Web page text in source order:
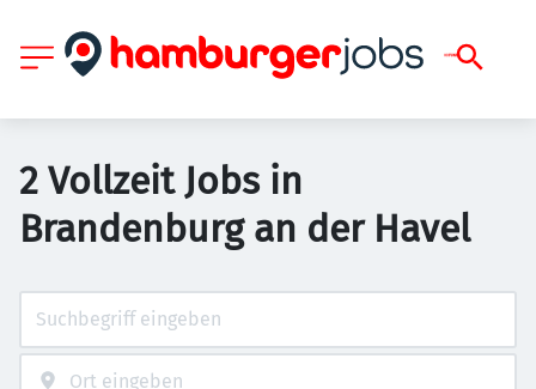
2 Vollzeit Jobs in
Brandenburg an der Havel